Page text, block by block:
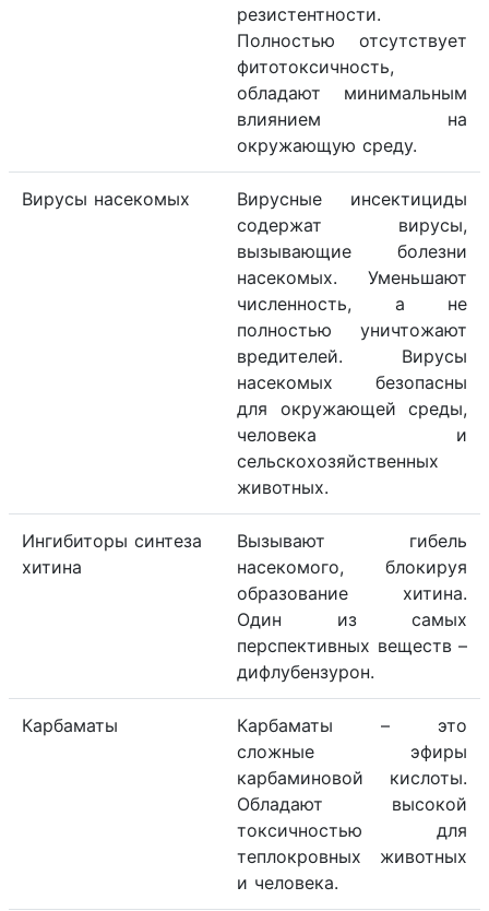
резистентности.
Полностью отсутствует
фитотоксичность,
обладают минимальным
влиянием на
окружающую среду.
Вирусы насекомых
Вирусные инсектициды
содержат вирусы,
вызывающие болезни
насекомых. Уменьшают
численность, а не
полностью уничтожают
вредителей. Вирусы
насекомых безопасны
для окружающей среды,
человека и
сельскохозяйственных
животных.
Ингибиторы синтеза
хитина
Вызывают гибель
насекомого, блокируя
образование хитина.
Один из самых
перспективных веществ –
дифлубензурон.
Карбаматы
Карбаматы – это
сложные эфиры
карбаминовой кислоты.
Обладают высокой
токсичностью для
теплокровных животных
и человека.